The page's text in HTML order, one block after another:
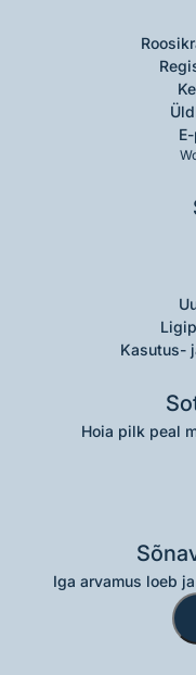
Kasutus-
Hoia pilk peal
Iga arvamus loeb